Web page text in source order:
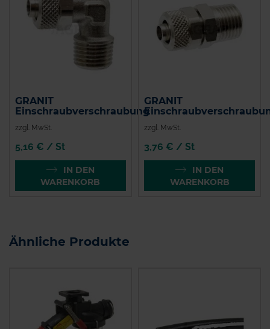
GRANIT
Einschraubverschraubung
zzgl. MwSt.
5,16 € / St
IN DEN
WARENKORB
GRANIT
zzgl. MwSt.
3,76 € / St
IN DEN
WARENKORB
Ähnliche Produkte